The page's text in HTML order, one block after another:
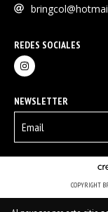
REDES SOCIALES
NEWSLETTER
COPYRIGHT